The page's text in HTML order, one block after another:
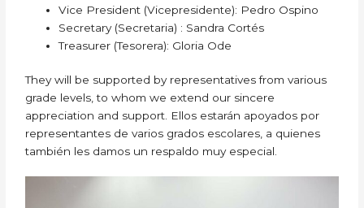
Vice President (Vicepresidente): Pedro Ospino
Secretary (Secretaria) : Sandra Cortés
Treasurer (Tesorera): Gloria Ode
They will be supported by representatives from various
grade levels, to whom we extend our sincere
appreciation and support. Ellos estarán apoyados por
representantes de varios grados escolares, a quienes
también les damos un respaldo muy especial.